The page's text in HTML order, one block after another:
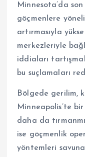
Minnesota’da
göçmenlere
artırmasıyla
merkezleriyle
iddiaları
bu suçlamaları
Bölgede gerilim,
Minneapolis’te
daha da
ise göçmenlik
yöntemleri